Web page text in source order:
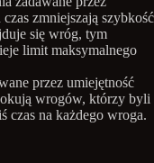
zmniejszają szybkość
się wróg, tym
limit maksymalnego
przez umiejętność
wrogów, którzy byli
czas na każdego wroga.